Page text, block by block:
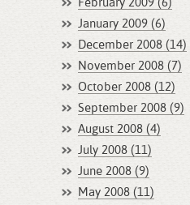
February 2009 (6)
January 2009 (6)
December 2008 (14)
November 2008 (7)
October 2008 (12)
September 2008 (9)
August 2008 (4)
July 2008 (11)
June 2008 (9)
May 2008 (11)